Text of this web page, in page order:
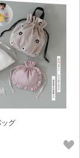
グ